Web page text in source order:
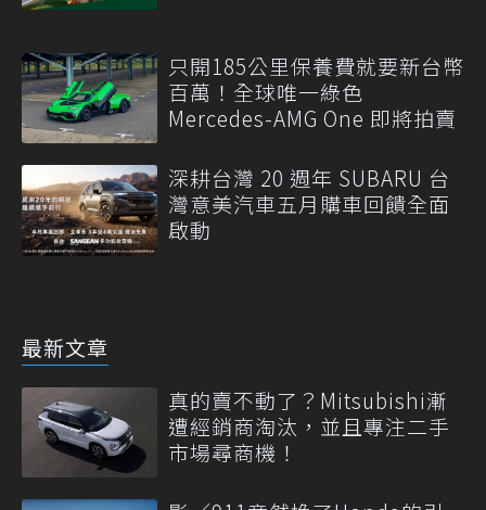
只開185公里保養費就要新台幣
百萬！全球唯一綠色
Mercedes-AMG One 即將拍賣
深耕台灣 20 週年 SUBARU 台
灣意美汽車五月購車回饋全面
啟動
最新文章
真的賣不動了？Mitsubishi漸
遭經銷商淘汰，並且專注二手
市場尋商機！